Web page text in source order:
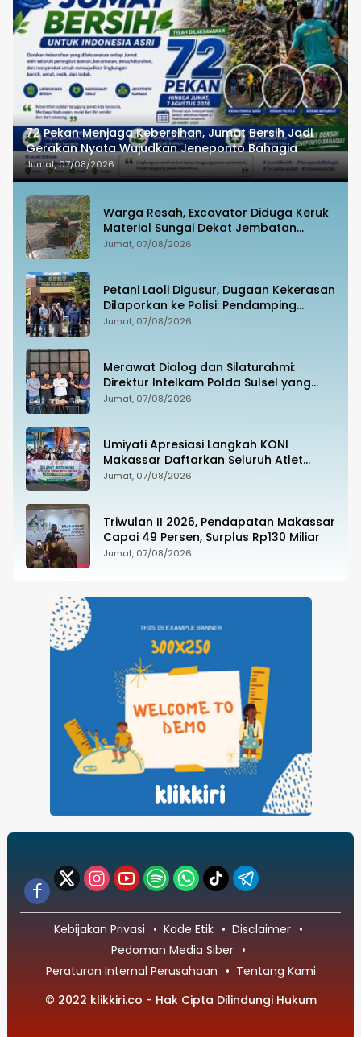
72 Pekan Menjaga Kebersihan, Jumat Bersih Jadi
Gerakan Nyata Wujudkan Jeneponto Bahagia
Jumat, 07/08/2026
Warga Resah, Excavator Diduga Keruk
Material Sungai Dekat Jembatan
Penghubung Luwu Utara–Luwu Timur
Jumat, 07/08/2026
Petani Laoli Digusur, Dugaan Kekerasan
Dilaporkan ke Polisi: Pendamping
Hukum hingga Penyandang Disabilitas
Jumat, 07/08/2026
Merawat Dialog dan Silaturahmi:
Direktur Intelkam Polda Sulsel yang
Baru Temui Pengurus PBHI
Jumat, 07/08/2026
Umiyati Apresiasi Langkah KONI
Makassar Daftarkan Seluruh Atlet
PORPROV ke BPJS Ketenagakerjaan
Jumat, 07/08/2026
Triwulan II 2026, Pendapatan Makassar
Capai 49 Persen, Surplus Rp130 Miliar
Jumat, 07/08/2026
Kebijakan Privasi Kode Etik
Disclaimer
Pedoman Media Siber
Peraturan Internal Perusahaan
Tentang Kami
© 2022 klikkiri.co - Hak Cipta Dilindungi Hukum